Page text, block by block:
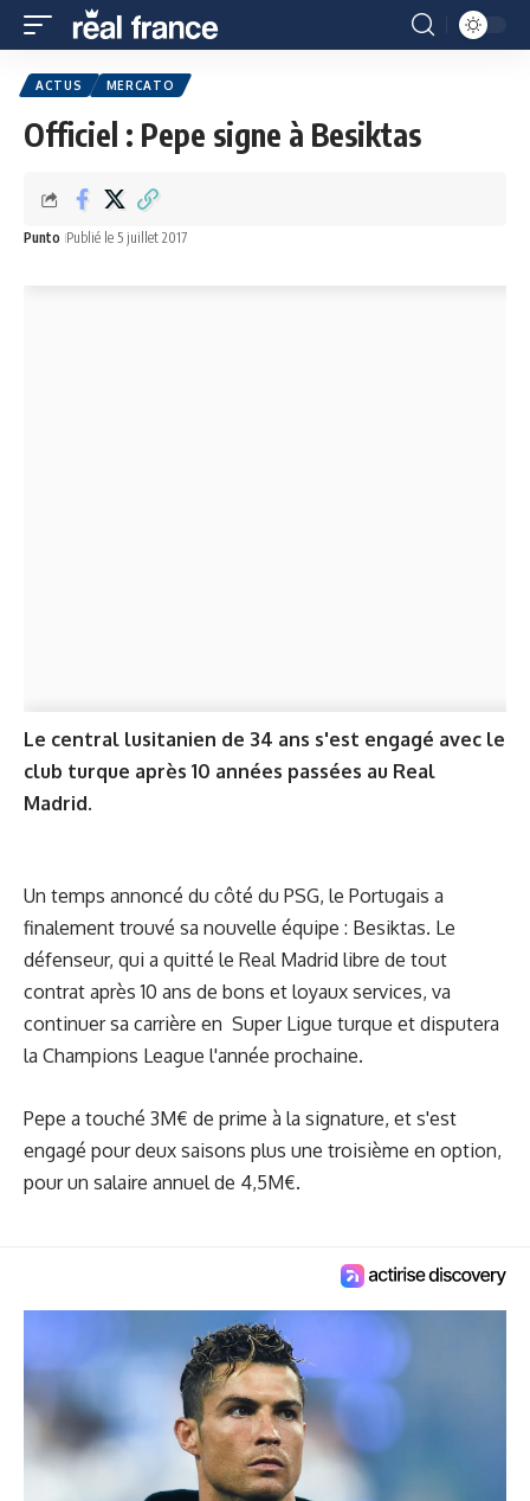
ACTUS MERCATO
Officiel : Pepe signe à Besiktas
Punto Publié le 5 juillet 2017
Le central lusitanien de 34 ans s'est engagé avec le
club turque après 10 années passées au Real
Madrid.
Un temps annoncé du côté du PSG, le Portugais a
finalement trouvé sa nouvelle équipe : Besiktas. Le
défenseur, qui a quitté le Real Madrid libre de tout
contrat après 10 ans de bons et loyaux services, va
continuer sa carrière en Super Ligue turque et disputera
la Champions League l'année prochaine.
Pepe a touché 3M€ de prime à la signature, et s'est
engagé pour deux saisons plus une troisième en option,
pour un salaire annuel de 4,5M€.